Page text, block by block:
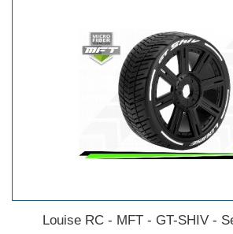
Louise RC - MFT - GT-SHIV -